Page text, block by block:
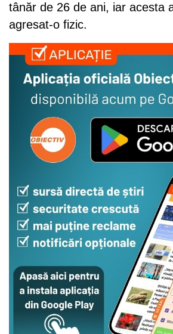
tânăr de 26 de ani, iar acesta
agresat-o fizic.